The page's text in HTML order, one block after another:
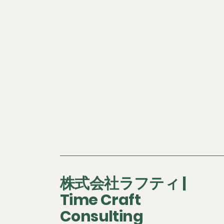
株式会社ラフティ |
Time Craft
Consulting